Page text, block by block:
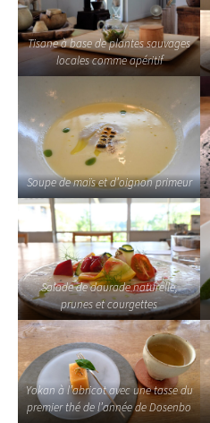
Tisane à base de plantes sauvages
locales comme apéritif
Soupe de maïs et d’oignon primeur
Salade de daurade naturelle,
prunes et courgettes
Yokan à l’abricot avec une tasse du
premier thé de l’année de Dosenbo